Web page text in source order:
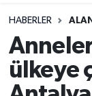
HABERLER
ülkeye
Resmi
Süper Lig